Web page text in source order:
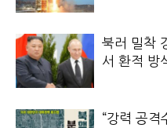
북러 밀착
서 환적 방
“강력 공격